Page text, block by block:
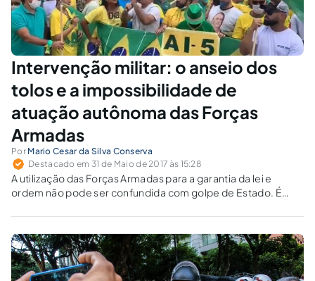
Intervenção militar: o anseio dos
tolos e a impossibilidade de
atuação autônoma das Forças
Armadas
Por Mario Cesar da Silva Conserva
Destacado em 31 de Maio de 2017 às 15:28
A utilização das Forças Armadas para a garantia da lei e
ordem não pode ser confundida com golpe de Estado. É
autônoma e sua continuação fora dos padrões
estabelecidos pelo Presidente da República.